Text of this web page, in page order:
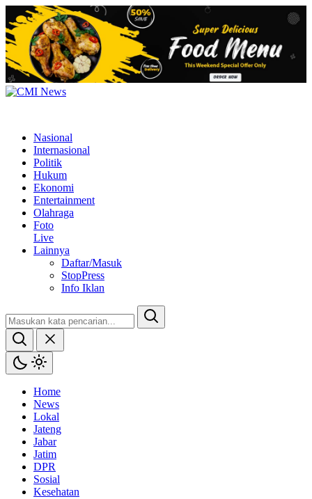
Nasional
Internasional
Politik
Hukum
Ekonomi
Entertainment
Olahraga
Foto
Live
Lainnya
Daftar/Masuk
StopPress
Info Iklan
Home
News
Lokal
Jateng
Jabar
Jatim
DPR
Sosial
Kesehatan